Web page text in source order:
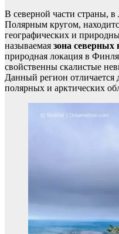
В северной части страны,
Полярным кругом,
географических и
называемая зона северных
природная локация в
свойственны скалистые
Данный регион
полярных и арктических